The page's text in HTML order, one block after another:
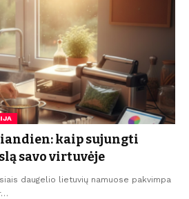
kaip sujungti
savo virtuvėje
daugelio lietuvių namuose pakvimpa